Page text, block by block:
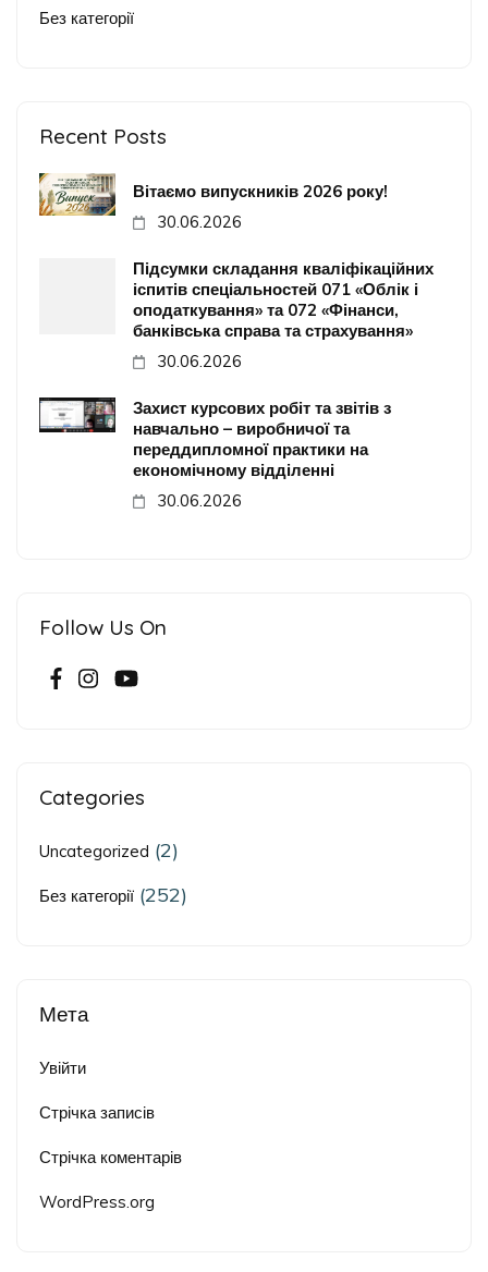
Без категорії
Recent Posts
Вітаємо випускників 2026 року!
30.06.2026
Підсумки складання кваліфікаційних
іспитів спеціальностей 071 «Облік і
оподаткування» та 072 «Фінанси,
банківська справа та страхування»
30.06.2026
Захист курсових робіт та звітів з
навчально – виробничої та
переддипломної практики на
економічному відділенні
30.06.2026
Follow Us On
Categories
Uncategorized (2)
Без категорії (252)
Мета
Увійти
Стрічка записів
Стрічка коментарів
WordPress.org